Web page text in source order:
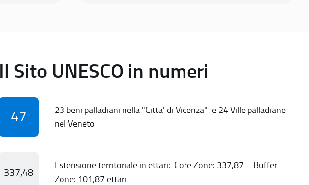
Il Sito UNESCO in numeri
47
23 beni palladiani nella "Citta' di Vicenza" e 24 Ville palladiane
nel Veneto
337,48
Estensione territoriale in ettari: Core Zone: 337,87 - Buffer
Zone: 101,87 ettari